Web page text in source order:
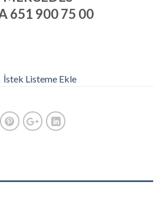
651 900 75 00
İstek Listeme Ekle